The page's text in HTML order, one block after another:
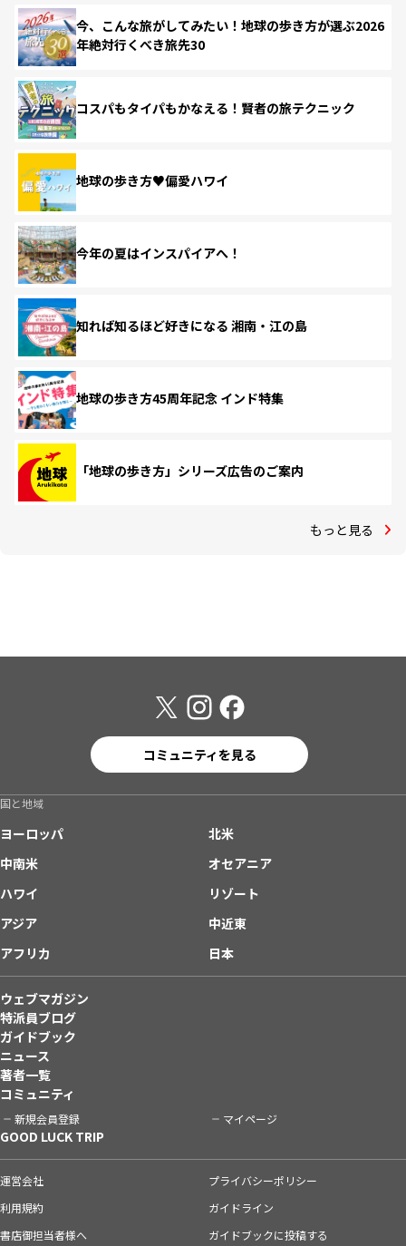
今、こんな旅がしてみたい！地球の歩き方が選ぶ2026
年絶対行くべき旅先30
コスパもタイパもかなえる！賢者の旅テクニック
地球の歩き方♥偏愛ハワイ
今年の夏はインスパイアへ！
知れば知るほど好きになる 湘南・江の島
地球の歩き方45周年記念 インド特集
「地球の歩き方」シリーズ広告のご案内
もっと見る
コミュニティを見る
国と地域
ヨーロッパ
北米
中南米
オセアニア
ハワイ
リゾート
アジア
中近東
アフリカ
日本
ウェブマガジン
特派員ブログ
ガイドブック
ニュース
著者一覧
コミュニティ
新規会員登録 マイページ
GOOD LUCK TRIP
運営会社
プライバシーポリシー
利用規約
ガイドライン
書店御担当者様へ
ガイドブックに投稿する